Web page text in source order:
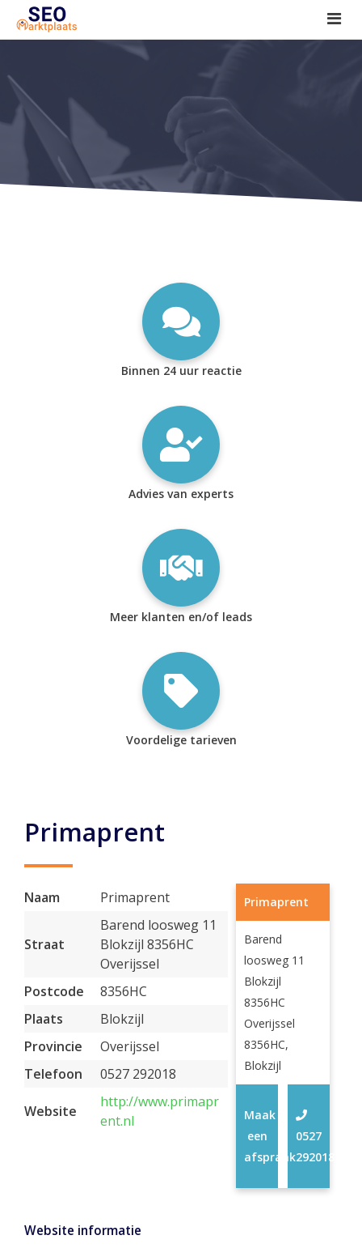
SEO tools reviews
Marketeer bij jou in de buurt?
Offerte
1. Seo voor beginners +
2. Onderzoeken +
Binnen 24 uur reactie
Advies van experts
Meer klanten en/of leads
Voordelige tarieven
Primaprent
Naam Primaprent
Straat
Barend loosweg 11
Blokzijl 8356HC
Overijssel
Postcode
8356HC
Plaats
Blokzijl
Provincie
Overijssel
Telefoon
0527 292018
Website
http://www.primapr
ent.nl
Primaprent
Barend
loosweg 11
Blokzijl
8356HC
Overijssel
8356HC,
Blokzijl
0527
292018
Maak
een
afspraak
Website informatie